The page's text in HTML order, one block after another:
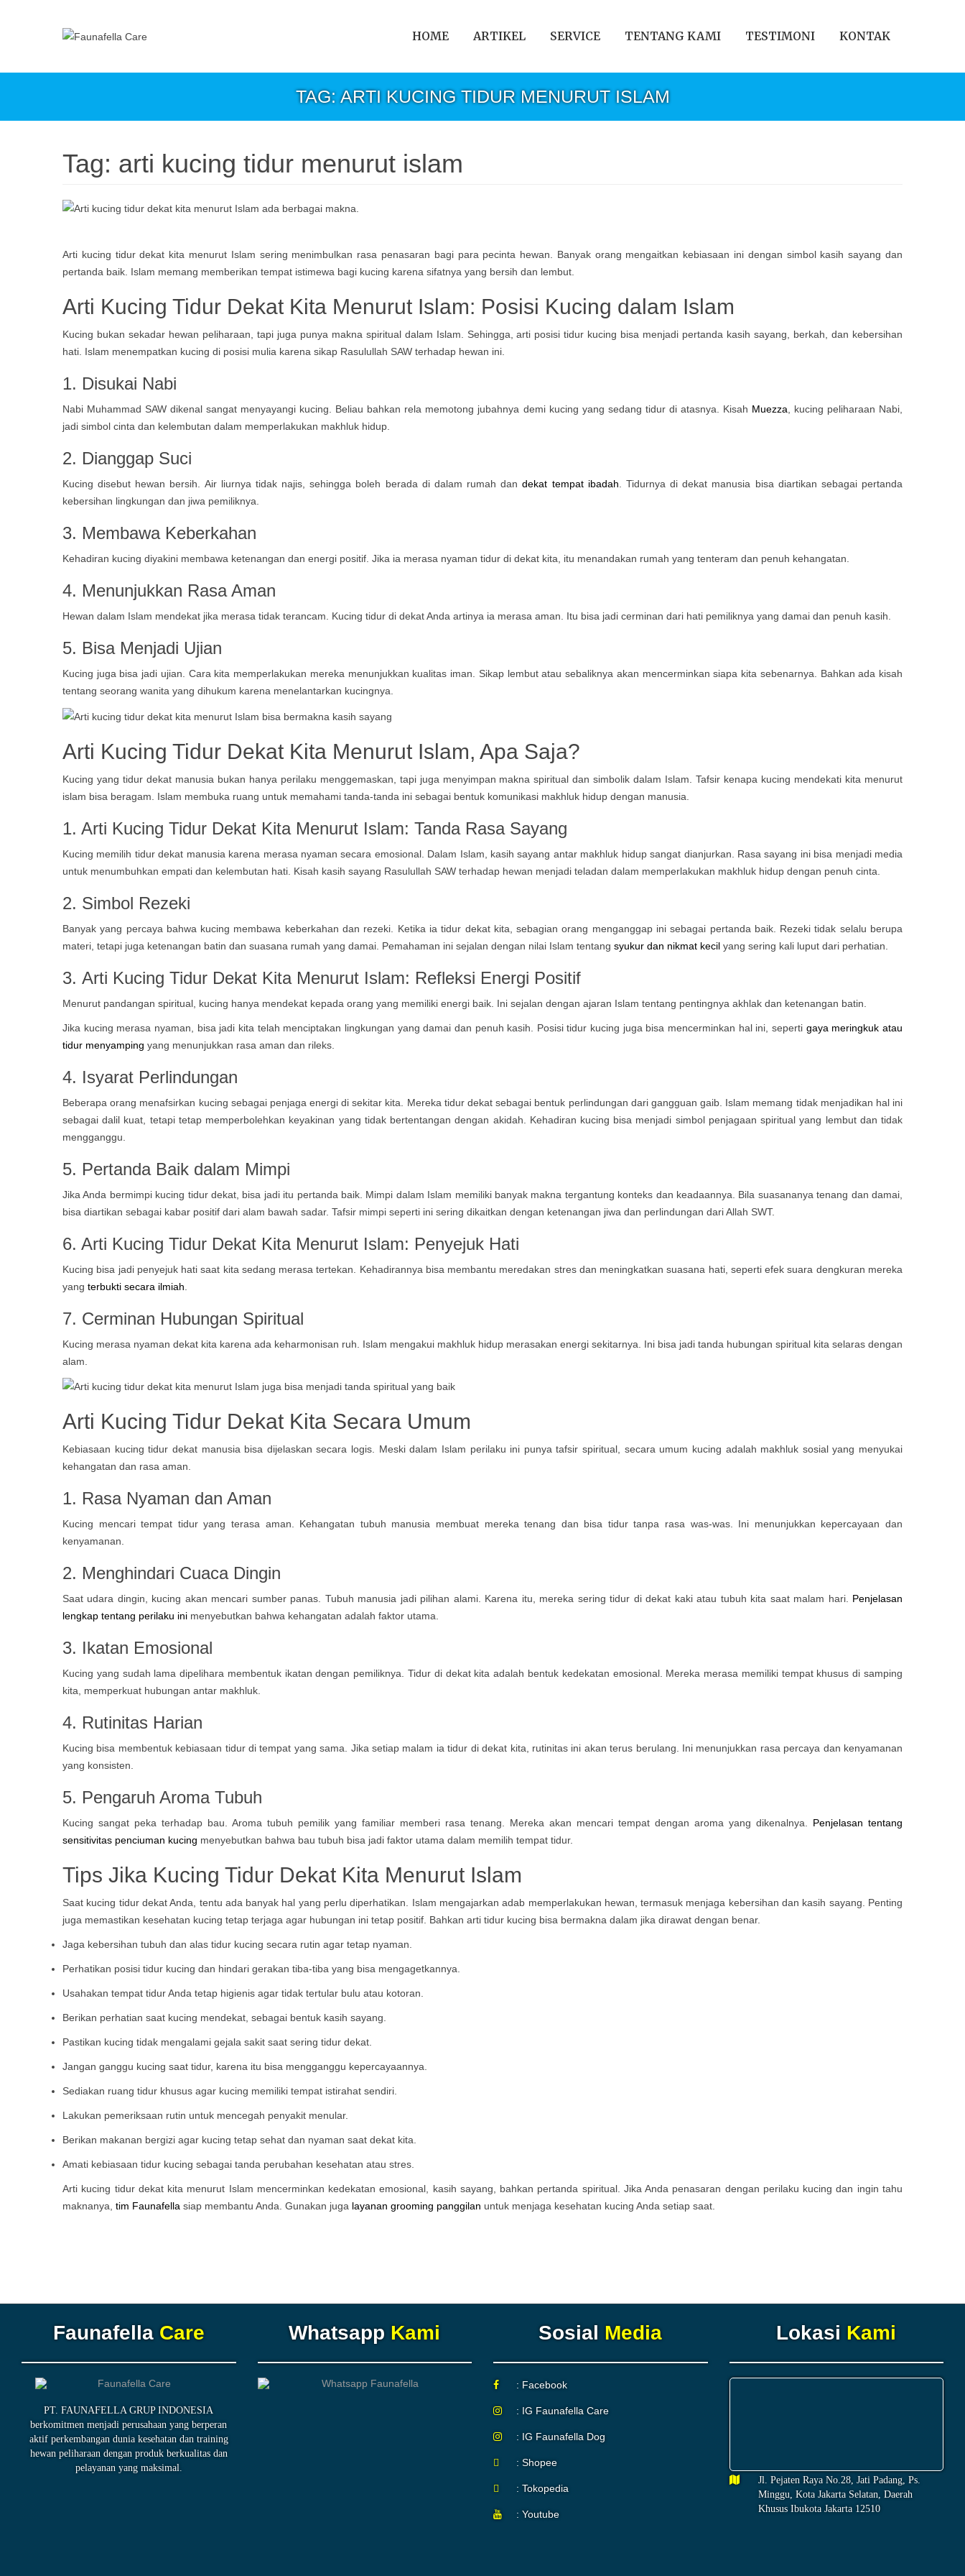
HOME ARTIKEL SERVICE TENTANG KAMI TESTIMONI KONTAK
TAG: ARTI KUCING TIDUR MENURUT ISLAM
Tag: arti kucing tidur menurut islam
Arti kucing tidur dekat kita menurut Islam sering menimbulkan rasa penasaran bagi para pecinta hewan. Banyak orang mengaitkan kebiasaan ini dengan simbol kasih sayang dan
pertanda baik. Islam memang memberikan tempat istimewa bagi kucing karena sifatnya yang bersih dan lembut.
Arti Kucing Tidur Dekat Kita Menurut Islam: Posisi Kucing dalam Islam
Kucing bukan sekadar hewan peliharaan, tapi juga punya makna spiritual dalam Islam. Sehingga, arti posisi tidur kucing bisa menjadi pertanda kasih sayang, berkah, dan kebersihan
hati. Islam menempatkan kucing di posisi mulia karena sikap Rasulullah SAW terhadap hewan ini.
1. Disukai Nabi
Nabi Muhammad SAW dikenal sangat menyayangi kucing. Beliau bahkan rela memotong jubahnya demi kucing yang sedang tidur di atasnya. Kisah Muezza, kucing peliharaan Nabi,
jadi simbol cinta dan kelembutan dalam memperlakukan makhluk hidup.
2. Dianggap Suci
Kucing disebut hewan bersih. Air liurnya tidak najis, sehingga boleh berada di dalam rumah dan dekat tempat ibadah. Tidurnya di dekat manusia bisa diartikan sebagai pertanda
kebersihan lingkungan dan jiwa pemiliknya.
3. Membawa Keberkahan
Kehadiran kucing diyakini membawa ketenangan dan energi positif. Jika ia merasa nyaman tidur di dekat kita, itu menandakan rumah yang tenteram dan penuh kehangatan.
4. Menunjukkan Rasa Aman
Hewan dalam Islam mendekat jika merasa tidak terancam. Kucing tidur di dekat Anda artinya ia merasa aman. Itu bisa jadi cerminan dari hati pemiliknya yang damai dan penuh kasih.
5. Bisa Menjadi Ujian
Kucing juga bisa jadi ujian. Cara kita memperlakukan mereka menunjukkan kualitas iman. Sikap lembut atau sebaliknya akan mencerminkan siapa kita sebenarnya. Bahkan ada kisah
tentang seorang wanita yang dihukum karena menelantarkan kucingnya.
Arti Kucing Tidur Dekat Kita Menurut Islam, Apa Saja?
Kucing yang tidur dekat manusia bukan hanya perilaku menggemaskan, tapi juga menyimpan makna spiritual dan simbolik dalam Islam. Tafsir kenapa kucing mendekati kita menurut
islam bisa beragam. Islam membuka ruang untuk memahami tanda-tanda ini sebagai bentuk komunikasi makhluk hidup dengan manusia.
1. Arti Kucing Tidur Dekat Kita Menurut Islam: Tanda Rasa Sayang
Kucing memilih tidur dekat manusia karena merasa nyaman secara emosional. Dalam Islam, kasih sayang antar makhluk hidup sangat dianjurkan. Rasa sayang ini bisa menjadi media
untuk menumbuhkan empati dan kelembutan hati. Kisah kasih sayang Rasulullah SAW terhadap hewan menjadi teladan dalam memperlakukan makhluk hidup dengan penuh cinta.
2. Simbol Rezeki
Banyak yang percaya bahwa kucing membawa keberkahan dan rezeki. Ketika ia tidur dekat kita, sebagian orang menganggap ini sebagai pertanda baik. Rezeki tidak selalu berupa
materi, tetapi juga ketenangan batin dan suasana rumah yang damai. Pemahaman ini sejalan dengan nilai Islam tentang syukur dan nikmat kecil yang sering kali luput dari perhatian.
3. Arti Kucing Tidur Dekat Kita Menurut Islam: Refleksi Energi Positif
Menurut pandangan spiritual, kucing hanya mendekat kepada orang yang memiliki energi baik. Ini sejalan dengan ajaran Islam tentang pentingnya akhlak dan ketenangan batin.
Jika kucing merasa nyaman, bisa jadi kita telah menciptakan lingkungan yang damai dan penuh kasih. Posisi tidur kucing juga bisa mencerminkan hal ini, seperti gaya meringkuk atau
tidur menyamping yang menunjukkan rasa aman dan rileks.
4. Isyarat Perlindungan
Beberapa orang menafsirkan kucing sebagai penjaga energi di sekitar kita. Mereka tidur dekat sebagai bentuk perlindungan dari gangguan gaib. Islam memang tidak menjadikan hal ini
sebagai dalil kuat, tetapi tetap memperbolehkan keyakinan yang tidak bertentangan dengan akidah. Kehadiran kucing bisa menjadi simbol penjagaan spiritual yang lembut dan tidak
mengganggu.
5. Pertanda Baik dalam Mimpi
Jika Anda bermimpi kucing tidur dekat, bisa jadi itu pertanda baik. Mimpi dalam Islam memiliki banyak makna tergantung konteks dan keadaannya. Bila suasananya tenang dan damai,
bisa diartikan sebagai kabar positif dari alam bawah sadar. Tafsir mimpi seperti ini sering dikaitkan dengan ketenangan jiwa dan perlindungan dari Allah SWT.
6. Arti Kucing Tidur Dekat Kita Menurut Islam: Penyejuk Hati
Kucing bisa jadi penyejuk hati saat kita sedang merasa tertekan. Kehadirannya bisa membantu meredakan stres dan meningkatkan suasana hati, seperti efek suara dengkuran mereka
yang terbukti secara ilmiah
7. Cerminan Hubungan Spiritual
Kucing merasa nyaman dekat kita karena ada keharmonisan ruh. Islam mengakui makhluk hidup merasakan energi sekitarnya. Ini bisa jadi tanda hubungan spiritual kita selaras dengan
alam.
Arti Kucing Tidur Dekat Kita Secara Umum
Kebiasaan kucing tidur dekat manusia bisa dijelaskan secara logis. Meski dalam Islam perilaku ini punya tafsir spiritual, secara umum kucing adalah makhluk sosial yang menyukai
kehangatan dan rasa aman.
1. Rasa Nyaman dan Aman
Kucing mencari tempat tidur yang terasa aman. Kehangatan tubuh manusia membuat mereka tenang dan bisa tidur tanpa rasa was-was. Ini menunjukkan kepercayaan dan
kenyamanan.
2. Menghindari Cuaca Dingin
Saat udara dingin, kucing akan mencari sumber panas. Tubuh manusia jadi pilihan alami. Karena itu, mereka sering tidur di dekat kaki atau tubuh kita saat malam hari.
Penjelasan
lengkap tentang perilaku ini menyebutkan bahwa kehangatan adalah faktor utama.
3. Ikatan Emosional
Kucing yang sudah lama dipelihara membentuk ikatan dengan pemiliknya. Tidur di dekat kita adalah bentuk kedekatan emosional. Mereka merasa memiliki tempat khusus di samping
kita, memperkuat hubungan antar makhluk.
4. Rutinitas Harian
Kucing bisa membentuk kebiasaan tidur di tempat yang sama. Jika setiap malam ia tidur di dekat kita, rutinitas ini akan terus berulang. Ini menunjukkan rasa percaya dan kenyamanan
yang konsisten.
5. Pengaruh Aroma Tubuh
Kucing sangat peka terhadap bau. Aroma tubuh pemilik yang familiar memberi rasa tenang. Mereka akan mencari tempat dengan aroma yang dikenalnya.
Penjelasan tentang
sensitivitas penciuman kucing menyebutkan bahwa bau tubuh bisa jadi faktor utama dalam memilih tempat tidur.
Tips Jika Kucing Tidur Dekat Kita Menurut Islam
Saat kucing tidur dekat Anda, tentu ada banyak hal yang perlu diperhatikan. Islam mengajarkan adab memperlakukan hewan, termasuk menjaga kebersihan dan kasih sayang. Penting
juga memastikan kesehatan kucing tetap terjaga agar hubungan ini tetap positif. Bahkan arti tidur kucing bisa bermakna dalam jika dirawat dengan benar.
Jaga kebersihan tubuh dan alas tidur kucing secara rutin agar tetap nyaman.
Perhatikan posisi tidur kucing dan hindari gerakan tiba-tiba yang bisa mengagetkannya.
Usahakan tempat tidur Anda tetap higienis agar tidak tertular bulu atau kotoran.
Berikan perhatian saat kucing mendekat, sebagai bentuk kasih sayang.
Pastikan kucing tidak mengalami gejala sakit saat sering tidur dekat.
Jangan ganggu kucing saat tidur, karena itu bisa mengganggu kepercayaannya.
Sediakan ruang tidur khusus agar kucing memiliki tempat istirahat sendiri.
Lakukan pemeriksaan rutin untuk mencegah penyakit menular.
Berikan makanan bergizi agar kucing tetap sehat dan nyaman saat dekat kita.
Amati kebiasaan tidur kucing sebagai tanda perubahan kesehatan atau stres.
Arti kucing tidur dekat kita menurut Islam mencerminkan kedekatan emosional, kasih sayang, bahkan pertanda spiritual. Jika Anda penasaran dengan perilaku kucing dan ingin tahu
maknanya, tim Faunafella siap membantu Anda. Gunakan juga layanan grooming panggilan untuk menjaga kesehatan kucing Anda setiap saat.
FaunafellaCare
PT. FAUNAFELLA GRUP INDONESIA
berkomitmen menjadi perusahaan yang berperan
aktif perkembangan dunia kesehatan dan training
hewan peliharaan dengan produk berkualitas dan
pelayanan yang maksimal.
Whatsapp Kami Sosial Media
: Facebook
: IG Faunafella Care
: IG Faunafella Dog
: Shopee
: Tokopedia
: Youtube
Lokasi Kami
Jl. Pejaten Raya No.28, Jati Padang, Ps.
Minggu, Kota Jakarta Selatan, Daerah
Khusus Ibukota Jakarta 12510